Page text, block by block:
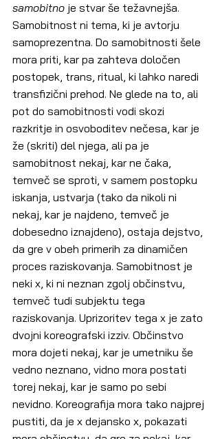
samobitno je stvar še težavnejša.
Samobitnost ni tema, ki je avtorju
samoprezentna. Do samobitnosti šele
mora priti, kar pa zahteva določen
postopek, trans, ritual, ki lahko naredi
transfizični prehod. Ne glede na to, ali
pot do samobitnosti vodi skozi
razkritje in osvoboditev nečesa, kar je
že (skriti) del njega, ali pa je
samobitnost nekaj, kar ne čaka,
temveč se sproti, v samem postopku
iskanja, ustvarja (tako da nikoli ni
nekaj, kar je najdeno, temveč je
dobesedno iznajdeno), ostaja dejstvo,
da gre v obeh primerih za dinamičen
proces raziskovanja. Samobitnost je
neki x, ki ni neznan zgolj občinstvu,
temveč tudi subjektu tega
raziskovanja. Uprizoritev tega x je zato
dvojni koreografski izziv. Občinstvo
mora dojeti nekaj, kar je umetniku še
vedno neznano, vidno mora postati
torej nekaj, kar je samo po sebi
nevidno. Koreografija mora tako najprej
pustiti, da je x dejansko x, pokazati